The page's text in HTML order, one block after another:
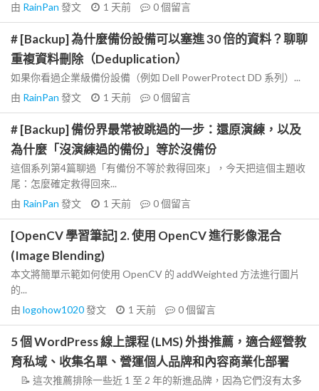
由 RainPan 發文 1 天前 0個留言
# [Backup] 為什麼備份設備可以塞進 30 倍的資料？聊聊
重複資料刪除（Deduplication）
如果你看過企業級備份設備（例如 Dell PowerProtect DD 系列）...
由 RainPan 發文 1 天前 0個留言
# [Backup] 備份界最常被跳過的一步：還原演練，以及
為什麼「沒演練過的備份」等於沒備份
這個系列第4篇聊過「有備份不等於救得回來」，今天把這個主題收
尾：怎麼確定救得回來...
由 RainPan 發文 1 天前 0個留言
[OpenCV 學習筆記] 2. 使用 OpenCV 進行影像混合
(Image Blending)
本文將簡單示範如何使用 OpenCV 的 addWeighted 方法進行圖片
的...
由 logohow1020發文 1 天前 0個留言
5 個 WordPress 線上課程 (LMS) 外掛推薦，適合經營教
育私域、收集名單、營運個人品牌和內容商業化部署
📝 這次推薦排除一些近 1 至 2 年的新進品牌，因為它們沒有太多